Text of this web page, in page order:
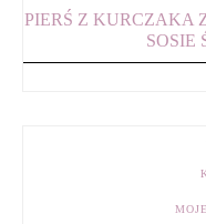
PIERŚ Z KURCZAKA
SOSIE